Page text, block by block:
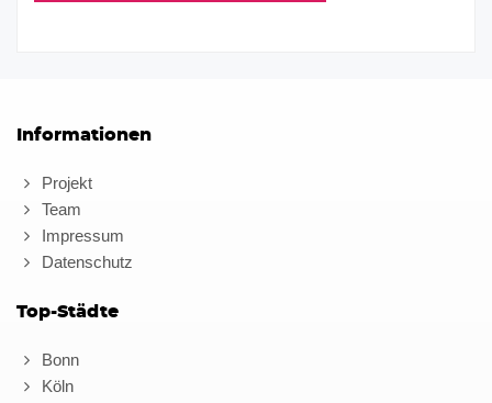
Informationen
Projekt
Team
Impressum
Datenschutz
Top-Städte
Bonn
Köln